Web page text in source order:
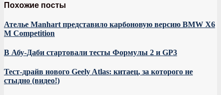
Похожие посты
Ателье Manhart представило карбоновую версию BMW X6
M Competition
В Абу-Даби стартовали тесты Формулы 2 и GP3
Тест-драйв нового Geely Atlas: китаец, за которого не
стыдно (видео!)